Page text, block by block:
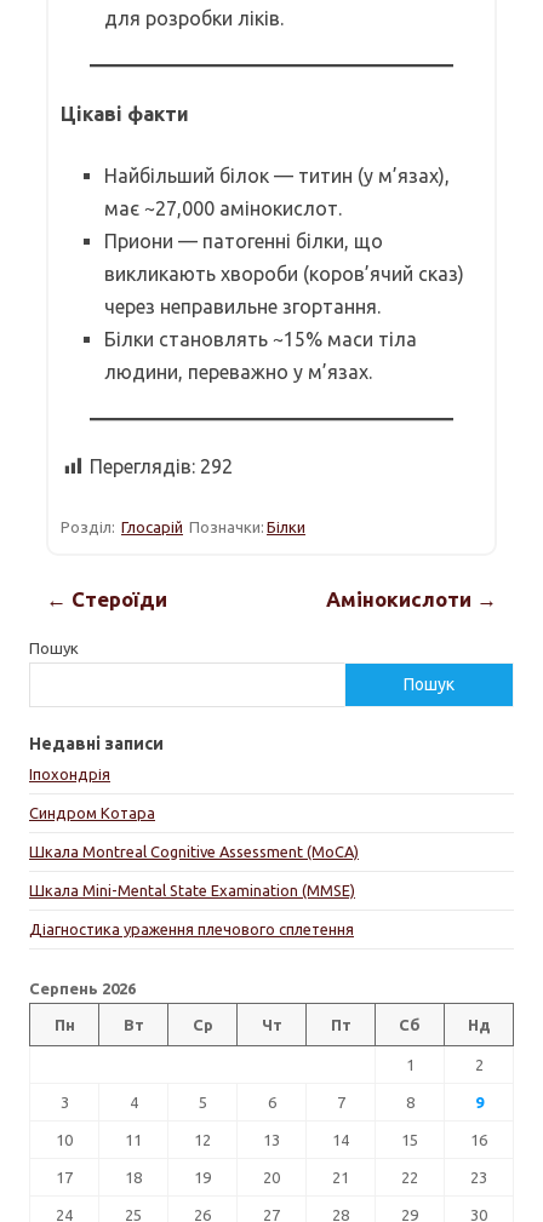
для розробки ліків.
Цікаві факти
Найбільший білок — титин (у м’язах),
має ~27,000 амінокислот.
Приони — патогенні білки, що
викликають хвороби (коров’ячий сказ)
через неправильне згортання.
Білки становлять ~15% маси тіла
людини, переважно у м’язах.
Переглядів: 292
Розділ: Глосарій Позначки: Білки
← Стероїди Амінокислоти →
Пошук
Пошук
Недавні записи
Іпохондрія
Синдром Котара
Шкала Montreal Cognitive Assessment (MoCA)
Шкала Mini-Mental State Examination (MMSE)
Діагностика ураження плечового сплетення
Серпень 2026
Пн Вт Ср Чт Пт Сб Нд
1 2
3 4 5 6 7 8 9
10 11 12 13 14 15 16
17 18 19 20 21 22 23
24 25 26 27 28 29 30